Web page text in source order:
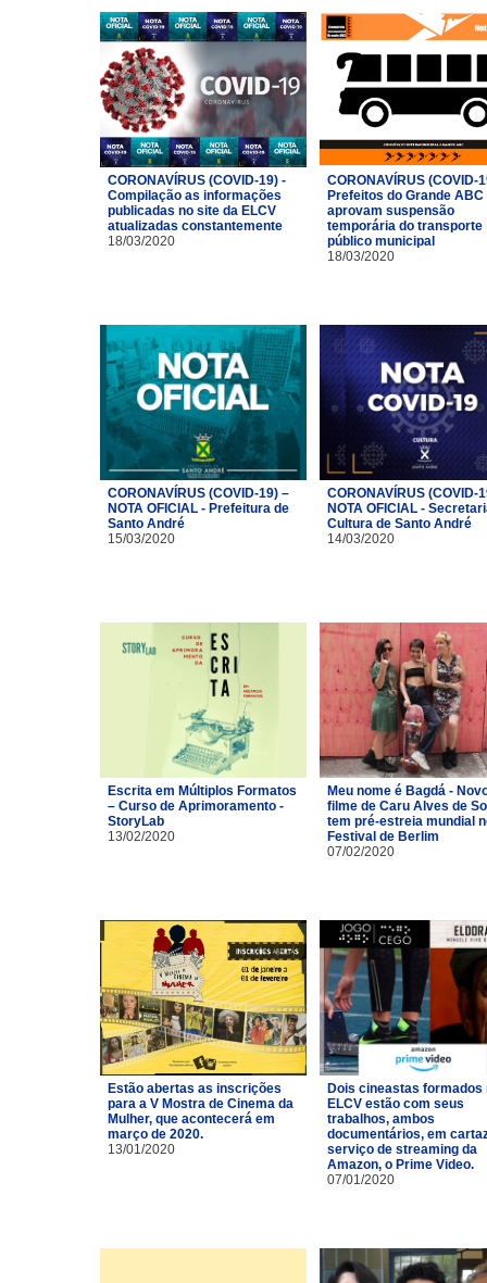
CORONAVÍRUS (COVID-19) -
Compilação as informações
publicadas no site da ELCV
atualizadas constantemente
18/03/2020
CORONAVÍRUS (COVID-
Prefeitos do Grande ABC
aprovam suspensão
temporária do transporte
público municipal
18/03/2020
CORONAVÍRUS (COVID-19) –
NOTA OFICIAL - Prefeitura de
Santo André
15/03/2020
CORONAVÍRUS (COVID-
NOTA OFICIAL -
Cultura de Santo André
14/03/2020
Escrita em Múltiplos Formatos
– Curso de Aprimoramento -
StoryLab
13/02/2020
Meu nome é Bagdá -
filme de Caru Alves de
tem pré-estreia mundial
Festival de Berlim
07/02/2020
Estão abertas as inscrições
para a V Mostra de Cinema da
Mulher, que acontecerá em
março de 2020.
13/01/2020
Dois cineastas formados
ELCV estão com seus
trabalhos, ambos
documentários, em
serviço de streaming da
Amazon, o Prime Video.
07/01/2020